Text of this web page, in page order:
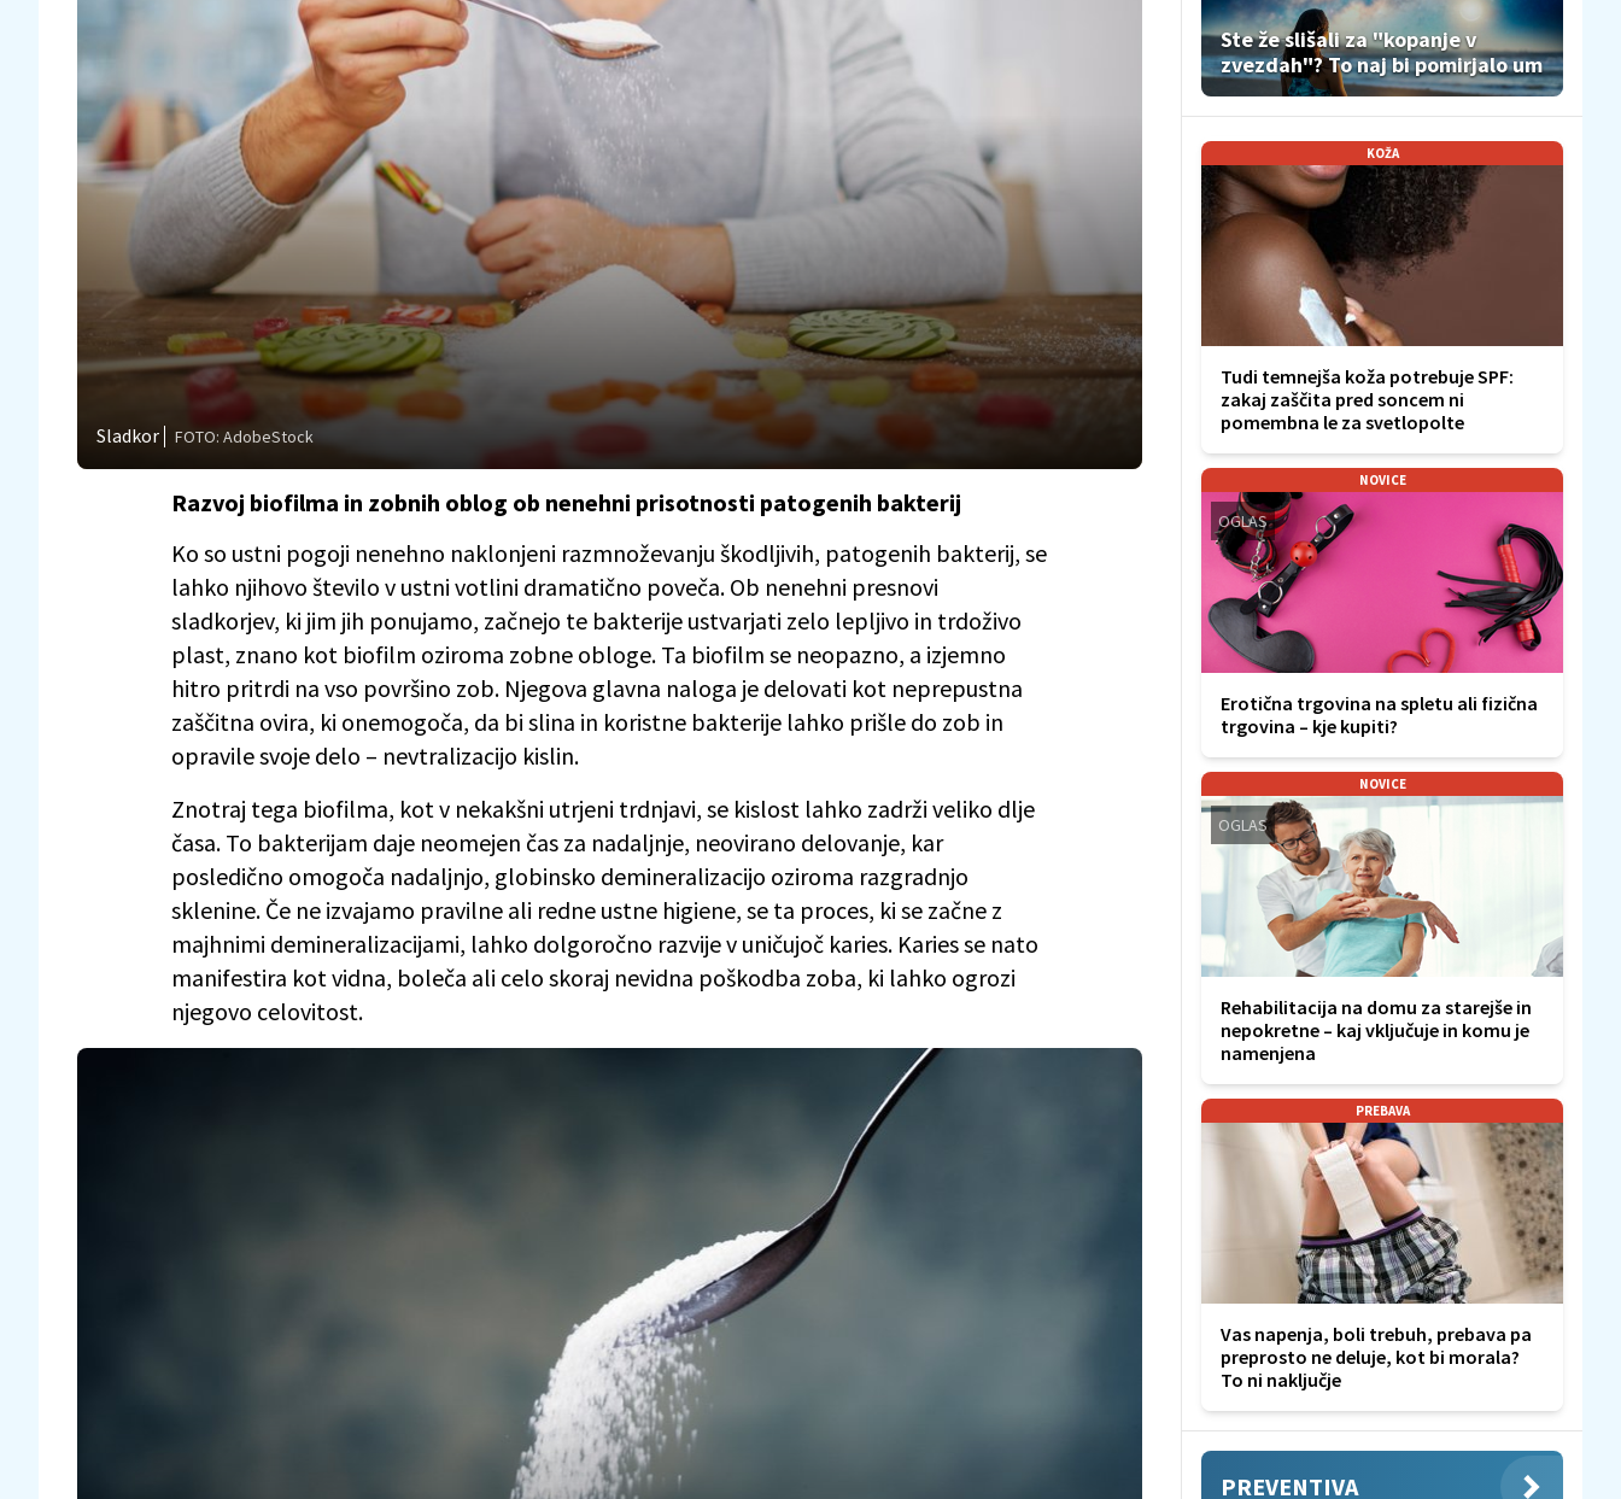
Sladkor FOTO: AdobeStock
Razvoj biofilma in zobnih oblog ob nenehni prisotnosti patogenih bakterij
Ko so ustni pogoji nenehno naklonjeni razmnoževanju škodljivih, patogenih bakterij, se
lahko njihovo število v ustni votlini dramatično poveča. Ob nenehni presnovi
sladkorjev, ki jim jih ponujamo, začnejo te bakterije ustvarjati zelo lepljivo in trdoživo
plast, znano kot biofilm oziroma zobne obloge. Ta biofilm se neopazno, a izjemno
hitro pritrdi na vso površino zob. Njegova glavna naloga je delovati kot neprepustna
zaščitna ovira, ki onemogoča, da bi slina in koristne bakterije lahko prišle do zob in
opravile svoje delo – nevtralizacijo kislin.
Znotraj tega biofilma, kot v nekakšni utrjeni trdnjavi, se kislost lahko zadrži veliko dlje
časa. To bakterijam daje neomejen čas za nadaljnje, neovirano delovanje, kar
posledično omogoča nadaljnjo, globinsko demineralizacijo oziroma razgradnjo
sklenine. Če ne izvajamo pravilne ali redne ustne higiene, se ta proces, ki se začne z
majhnimi demineralizacijami, lahko dolgoročno razvije v uničujoč karies. Karies se nato
manifestira kot vidna, boleča ali celo skoraj nevidna poškodba zoba, ki lahko ogrozi
njegovo celovitost.
Ste že slišali za "kopanje v
zvezdah"? To naj bi pomirjalo um
KOŽA
Tudi temnejša koža potrebuje SPF:
zakaj zaščita pred soncem ni
pomembna le za svetlopolte
NOVICE
OGLAS
Erotična trgovina na spletu ali fizična
trgovina – kje kupiti?
NOVICE
OGLAS
Rehabilitacija na domu za starejše in
nepokretne – kaj vključuje in komu je
namenjena
PREBAVA
Vas napenja, boli trebuh, prebava pa
preprosto ne deluje, kot bi morala?
To ni naključje
PREVENTIVA